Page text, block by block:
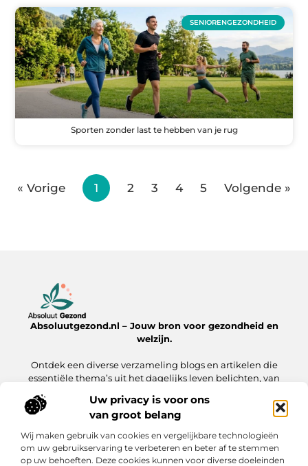
Uw privacy is voor ons
van groot belang
Wij maken gebruik van cookies en vergelijkbare technologieën
om uw gebruikservaring te verbeteren en beter af te stemmen
op uw behoeften. Deze cookies kunnen voor diverse doeleinden
SENIORENGEZONDHEID
Sporten zonder last te hebben van je rug
« Vorige 1 2 3 4 5 Volgende »
Absoluutgezond.nl – Jouw bron voor gezondheid en
welzijn.
Ontdek een diverse verzameling blogs en artikelen die
essentiële thema’s uit het dagelijks leven belichten, van